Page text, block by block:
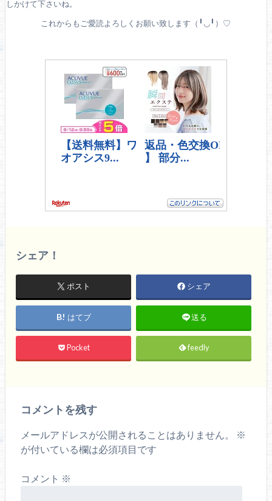
しかけて下さいね。
これからもご愛読よろしくお願い致します（╹◡╹）♡
シェア！
ポスト シェア
はてブ 送る
Pocket feedly
コメントを残す
メールアドレスが公開されることはありません。
※
が付いている欄は必須項目です
コメント ※